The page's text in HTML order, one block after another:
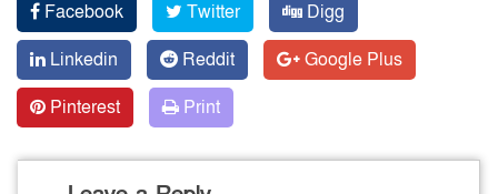
Facebook Twitter
Digg
Linkedin
Reddit
Google Plus
Pinterest
Print